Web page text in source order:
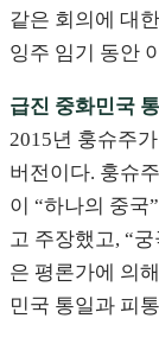
같은 회의에 대
잉주 임기 동안
급진 중화민국
2015년 훙슈주
버전이다. 훙슈
이 “하나의 중국
고 주장했고, “
은 평론가에 의
민국 통일과 피